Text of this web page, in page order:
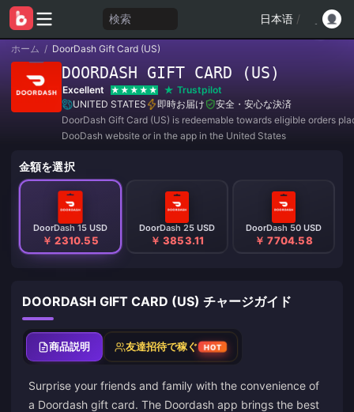
検索 日本语 /
ホーム / DoorDash Gift Card (US)
DOORDASH GIFT CARD (US)
Excellent
Trustpilot
UNITED STATES
即時お届け
安全・安心な決済
DoorDash Gift Card (US) is redeemable towards eligible orders
DooDash website or in the app in the United States
金額を選択
DoorDash 15 USD
￥ 2310.55
DoorDash 25 USD
￥ 3853.11
DoorDash 50 USD
￥ 7704.58
DOORDASH GIFT CARD (US) チャージガイド
商品説明 友達招待で稼ぐ HOT
Surprise your friends and family with the convenience of
a Doordash gift card. The Doordash app brings the best